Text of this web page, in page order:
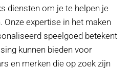
diensten om je te helpen je
Onze expertise in het maken
speelgoed betekent
kunnen bieden voor
en merken die op zoek zijn